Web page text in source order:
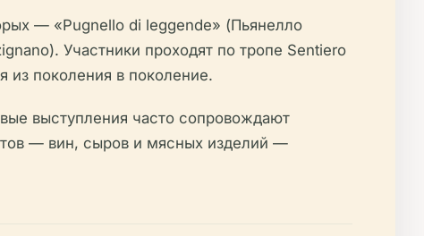
— «Pugnello di leggende» (Пьянелло
Участники проходят по тропе Sentiero
поколения в поколение.
выступления часто сопровождают
— вин, сыров и мясных изделий —